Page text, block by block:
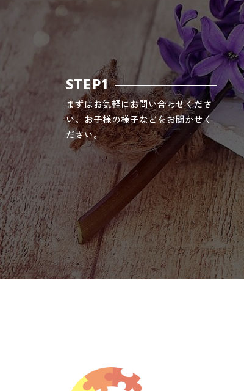
STEP1
まずはお気軽にお問い合わせくださ
い。お子様の様子などをお聞かせく
ださい。